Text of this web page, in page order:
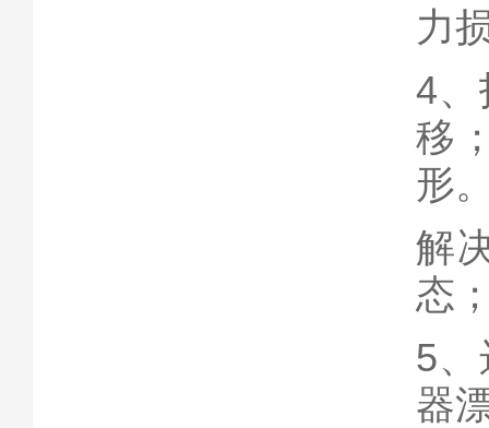
力
4、
移
形
解
态
5
器